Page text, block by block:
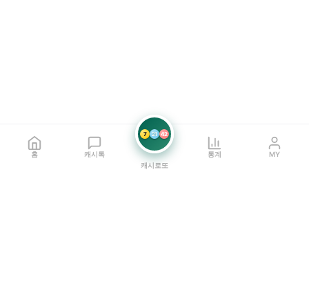
홈 캐시톡
7 21 42
캐시로또
통계 MY